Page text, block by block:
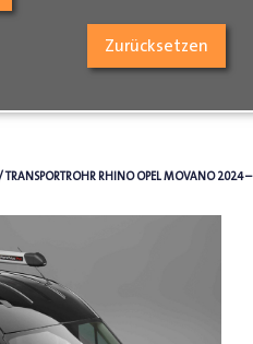
Zurücksetzen
RHINO OPEL MOVANO 2024 –